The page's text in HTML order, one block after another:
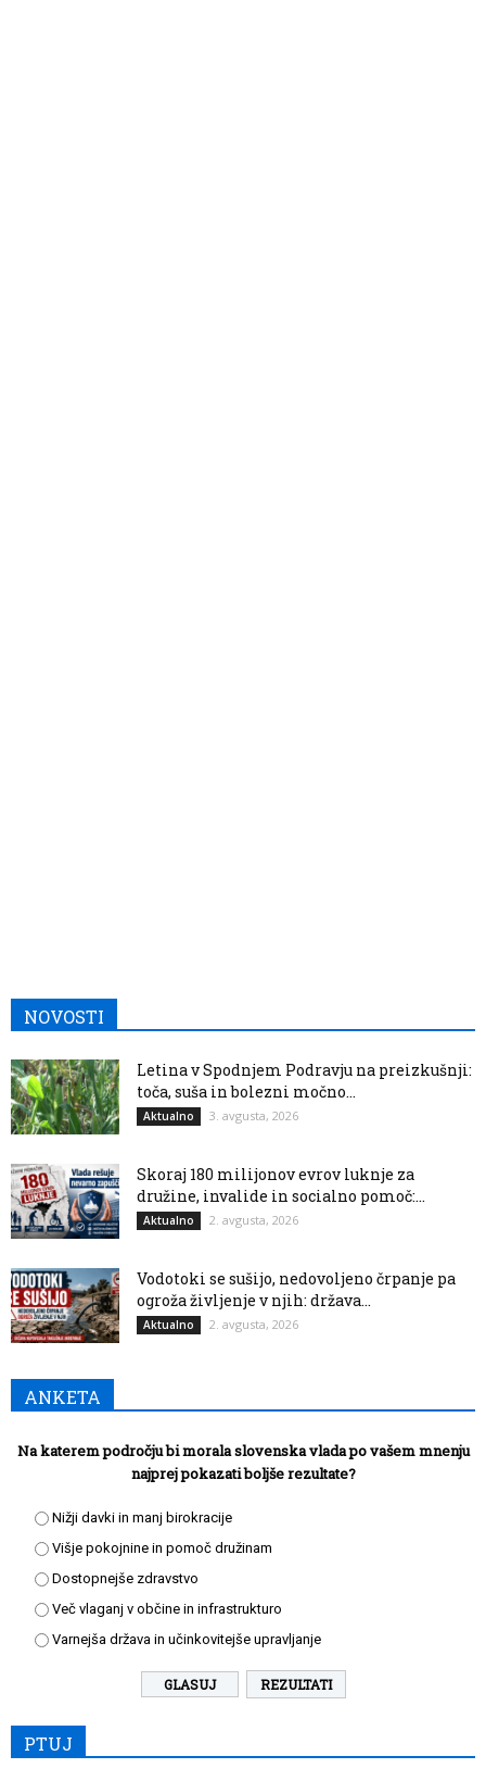
NOVOSTI
Letina v Spodnjem Podravju na preizkušnji:
toča, suša in bolezni močno...
Aktualno 3. avgusta, 2026
Skoraj 180 milijonov evrov luknje za
družine, invalide in socialno pomoč:...
Aktualno 2. avgusta, 2026
Vodotoki se sušijo, nedovoljeno črpanje pa
ogroža življenje v njih: država...
Aktualno 2. avgusta, 2026
ANKETA
Na katerem področju bi morala slovenska vlada po vašem mnenju
najprej pokazati boljše rezultate?
Nižji davki in manj birokracije
Višje pokojnine in pomoč družinam
Dostopnejše zdravstvo
Več vlaganj v občine in infrastrukturo
Varnejša država in učinkovitejše upravljanje
REZULTATI
PTUJ